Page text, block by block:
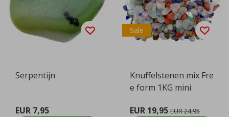
Serpentijn
EUR 7,95
Sale
Knuffelstenen mix Fre
e form 1KG mini
EUR 19,95 EUR 24,95